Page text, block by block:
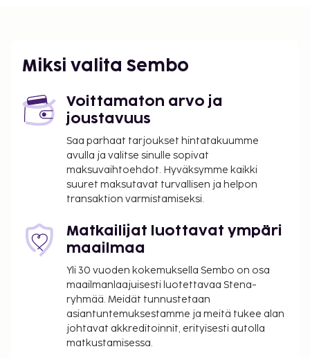
Majoituspaikka veloittaa seuraavat paikan päällä
sovellettavat verot:
Kaupunki perii kaupunkiveron, joka maksetaan
majoituspaikassa. Veron määrä riippuu
kaudesta, eikä sitä välttämättä peritä ympäri
vuoden. Muita poikkeuksia tai alennuksia
saatetaan soveltaa. Lisätietoja saat ottamalla
yhteyttä majoituspaikkaan
Kaupungin perimä vero: 1.10.–31.3. välisenä
aikana 1.00 EUR per henkilö per yö aikuisilta ja
0.50 EUR per yö 12–17 vuotta vanhoilta
asiakkailta. Tätä veroa ei veloiteta alle 12 vuotta
vanhoilta lapsilta.
Kaupungin perimä vero: 1.4.–30.9. välisenä
aikana 1.50 EUR per henkilö per yö aikuisilta ja
0.75 EUR per yö 12–17 vuotta vanhoilta
Miksi valita Sembo
Voittamaton arvo ja
joustavuus
Saa parhaat tarjoukset hintatakuumme
avulla ja valitse sinulle sopivat
maksuvaihtoehdot. Hyväksymme kaikki
suuret maksutavat turvallisen ja helpon
transaktion varmistamiseksi.
Matkailijat luottavat ympäri
maailmaa
Yli 30 vuoden kokemuksella Sembo on osa
maailmanlaajuisesti luotettavaa Stena-
ryhmää. Meidät tunnustetaan
asiantuntemuksestamme ja meitä tukee alan
johtavat akkreditoinnit, erityisesti autolla
matkustamisessa.